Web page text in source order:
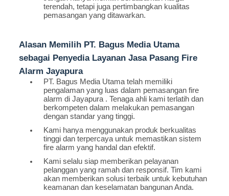
terendah, tetapi juga pertimbangkan kualitas
pemasangan yang ditawarkan.
Alasan Memilih PT. Bagus Media Utama
sebagai Penyedia Layanan Jasa Pasang Fire
Alarm Jayapura
PT. Bagus Media Utama telah memiliki
pengalaman yang luas dalam pemasangan fire
alarm di Jayapura . Tenaga ahli kami terlatih dan
berkompeten dalam melakukan pemasangan
dengan standar yang tinggi.
Kami hanya menggunakan produk berkualitas
tinggi dan terpercaya untuk memastikan sistem
fire alarm yang handal dan efektif.
Kami selalu siap memberikan pelayanan
pelanggan yang ramah dan responsif. Tim kami
akan memberikan solusi terbaik untuk kebutuhan
keamanan dan keselamatan bangunan Anda.